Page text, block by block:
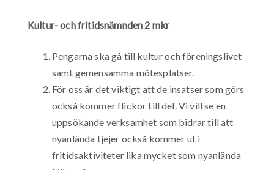
Kultur- och fritidsnämnden 2 mkr
Pengarna ska gå till kultur och föreningslivet
samt gemensamma mötesplatser.
För oss är det viktigt att de insatser som görs
också kommer flickor till del. Vi vill se en
uppsökande verksamhet som bidrar till att
nyanlända tjejer också kommer ut i
fritidsaktiviteter lika mycket som nyanlända